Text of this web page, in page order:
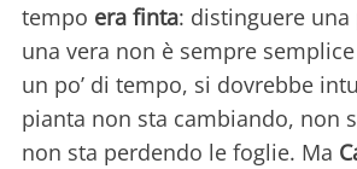
tempo era finta: distinguere
una vera non è sempre
un po’ di tempo, si dovrebbe
pianta non sta cambiando, non
non sta perdendo le foglie. Ma